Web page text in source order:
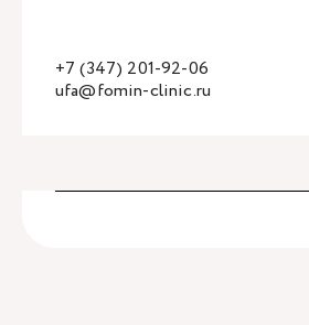
ufa@fomin-clinic.ru
+7 (347) 201-92-06